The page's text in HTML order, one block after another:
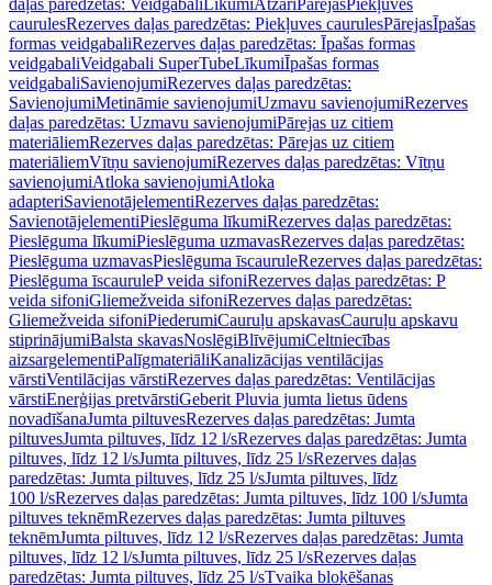
daļas paredzētas: Veidgabali LīkumiAtzari PārejasPiekļuves
caurulesRezerves daļas paredzētas: Piekļuves caurulesPārejasĪpašas
formas veidgabaliRezerves daļas paredzētas: Īpašas formas
veidgabaliVeidgabali SuperTubeLīkumiĪpašas formas
veidgabaliSavienojumiRezerves daļas paredzētas:
SavienojumiMetināmie savienojumiUzmavu savienojumiRezerves
daļas paredzētas: Uzmavu savienojumiPārejas uz citiem
materiāliemRezerves daļas paredzētas: Pārejas uz citiem
materiāliemVītņu savienojumiRezerves daļas paredzētas: Vītņu
savienojumiAtloka savienojumiAtloka
adapteriSavienotājelementiRezerves daļas paredzētas:
SavienotājelementiPieslēguma līkumiRezerves daļas paredzētas:
Pieslēguma līkumiPieslēguma uzmavasRezerves daļas paredzētas:
Pieslēguma uzmavasPieslēguma īscauruleRezerves daļas paredzētas:
Pieslēguma īscauruleP veida sifoniRezerves daļas paredzētas: P
veida sifoniGliemežveida sifoniRezerves daļas paredzētas:
Gliemežveida sifoniPiederumiCauruļu apskavasCauruļu apskavu
stiprinājumiBalsta skavasNoslēgiBlīvējumiCeltniecības
aizsargelementiPalīgmateriāliKanalizācijas ventilācijas
vārstiVentilācijas vārstiRezerves daļas paredzētas: Ventilācijas
vārstiEnerģijas pretvārstiGeberit Pluvia jumta lietus ūdens
novadīšanaJumta piltuvesRezerves daļas paredzētas: Jumta
piltuvesJumta piltuves, līdz 12 l/sRezerves daļas paredzētas: Jumta
piltuves, līdz 12 l/sJumta piltuves, līdz 25 l/sRezerves daļas
paredzētas: Jumta piltuves, līdz 25 l/sJumta piltuves, līdz
100 l/sRezerves daļas paredzētas: Jumta piltuves, līdz 100 l/sJumta
piltuves teknēmRezerves daļas paredzētas: Jumta piltuves
teknēmJumta piltuves, līdz 12 l/sRezerves daļas paredzētas: Jumta
piltuves, līdz 12 l/sJumta piltuves, līdz 25 l/sRezerves daļas
paredzētas: Jumta piltuves, līdz 25 l/sTvaika bloķēšanas